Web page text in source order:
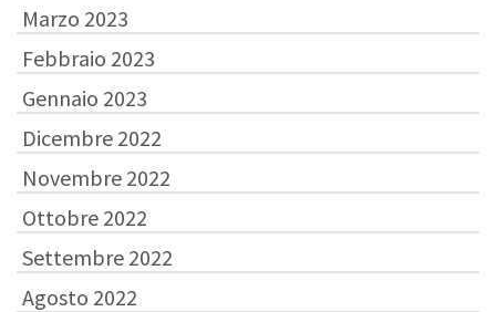
Marzo 2023
Febbraio 2023
Gennaio 2023
Dicembre 2022
Novembre 2022
Ottobre 2022
Settembre 2022
Agosto 2022